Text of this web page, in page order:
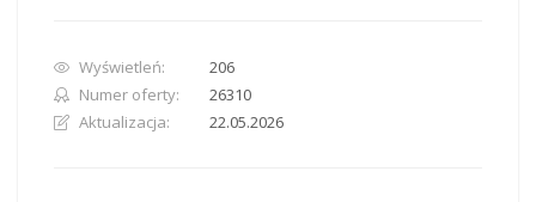
Wyświetleń:
206
Numer oferty:
26310
Aktualizacja:
22.05.2026